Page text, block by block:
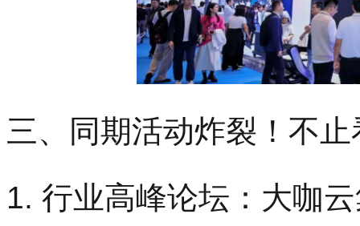
三、同期活动炸裂！不
1. 行业高峰论坛：大咖